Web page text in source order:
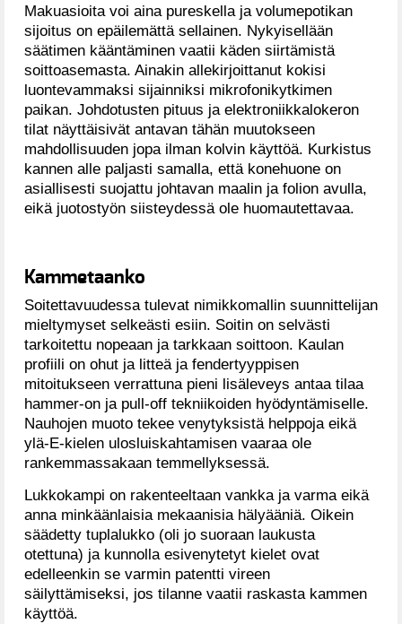
Makuasioita voi aina pureskella ja volumepotikan
sijoitus on epäilemättä sellainen. Nykyisellään
säätimen kääntäminen vaatii käden siirtämistä
soittoasemasta. Ainakin allekirjoittanut kokisi
luontevammaksi sijainniksi mikrofonikytkimen
paikan. Johdotusten pituus ja elektroniikkalokeron
tilat näyttäisivät antavan tähän muutokseen
mahdollisuuden jopa ilman kolvin käyttöä. Kurkistus
kannen alle paljasti samalla, että konehuone on
asiallisesti suojattu johtavan maalin ja folion avulla,
eikä juotostyön siisteydessä ole huomautettavaa.
Kammetaanko
Soitettavuudessa tulevat nimikkomallin suunnittelijan
mieltymyset selkeästi esiin. Soitin on selvästi
tarkoitettu nopeaan ja tarkkaan soittoon. Kaulan
profiili on ohut ja litteä ja fendertyyppisen
mitoitukseen verrattuna pieni lisäleveys antaa tilaa
hammer-on ja pull-off tekniikoiden hyödyntämiselle.
Nauhojen muoto tekee venytyksistä helppoja eikä
ylä-E-kielen ulosluiskahtamisen vaaraa ole
rankemmassakaan temmellyksessä.
Lukkokampi on rakenteeltaan vankka ja varma eikä
anna minkäänlaisia mekaanisia hälyääniä. Oikein
säädetty tuplalukko (oli jo suoraan laukusta
otettuna) ja kunnolla esivenytetyt kielet ovat
edelleenkin se varmin patentti vireen
säilyttämiseksi, jos tilanne vaatii raskasta kammen
käyttöä.